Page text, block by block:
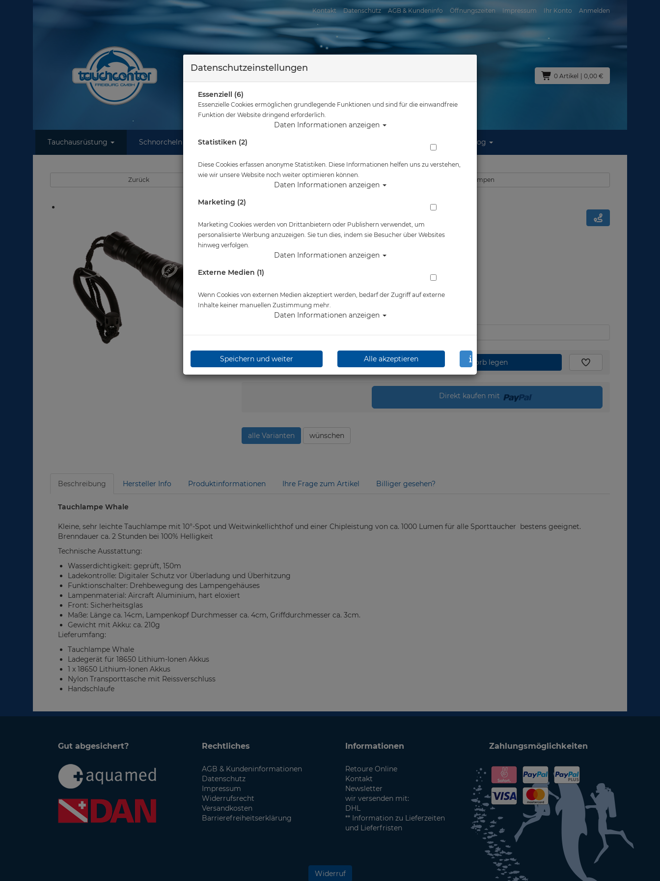
Kontakt Datenschutz AGB & Kundeninfo Öffnungszeiten Impressum Ihr Konto Anmelden
0 Artikel | 0,00 €
Tauchausrüstung Schnorcheln Wassersport Reisen Blog
Sie sind hier Tauchausrüstung Oceama Whale - 1000 Lumen - Tauchlampe
Zurück Alle Artikel zeigen aus: 11209010 - Tauchlampen
Oceama Whale - 1000 Lumen - Tauchlampe
Artikelnr.: tsv-whale
Herstellerpreis: 129,00 €
Lieferbar in 4-5 Werktage
in den Warenkorb legen
Direkt kaufen mit
alle Varianten wünschen
Beschreibung Hersteller Info Produktinformationen Ihre Frage zum Artikel Billiger gesehen?
Tauchlampe Whale
Kleine, sehr leichte Tauchlampe mit 10°-Spot und Weitwinkellichthof und einer Chipleistung von ca. 1000 Lumen für alle Sporttaucher bestens geeignet.
Brenndauer ca. 2 Stunden bei 100% Helligkeit
Technische Ausstattung:
Wasserdichtigkeit: geprüft, 150m
Ladekontrolle: Digitaler Schutz vor Überladung und Überhitzung
Funktionschalter: Drehbewegung des Lampengehäuses
Lampenmaterial: Aircraft Aluminium, hart eloxiert
Front: Sicherheitsglas
Maße: Länge ca. 14cm, Lampenkopf Durchmesser ca. 4cm, Griffdurchmesser ca. 3cm.
Gewicht mit Akku: ca. 210g
Lieferumfang:
Tauchlampe Whale
Ladegerät für 18650 Lithium-Ionen Akkus
1 x 18650 Lithium-Ionen Akkus
Nylon Transporttasche mit Reissverschluss
Handschlaufe
Gut abgesichert? Rechtliches
AGB & Kundeninformationen
Datenschutz
Impressum
Widerrufsrecht
Versandkosten
Barrierefreiheitserklärung
Informationen
Retoure Online
Kontakt
Newsletter
wir versenden mit:
DHL
** Information zu Lieferzeiten
und Lieferfristen
Zahlungsmöglichkeiten
Widerruf
Datenschutzeinstellungen
Essenziell (6)
Essenzielle Cookies ermöglichen grundlegende Funktionen und sind für die einwandfreie
Funktion der Website dringend erforderlich.
Daten Informationen anzeigen
Statistiken (2)
Diese Cookies erfassen anonyme Statistiken. Diese Informationen helfen uns zu verstehen,
wie wir unsere Website noch weiter optimieren können.
Daten Informationen anzeigen
Marketing (2)
Marketing Cookies werden von Drittanbietern oder Publishern verwendet, um
personalisierte Werbung anzuzeigen. Sie tun dies, indem sie Besucher über Websites
hinweg verfolgen.
Daten Informationen anzeigen
Externe Medien (1)
Wenn Cookies von externen Medien akzeptiert werden, bedarf der Zugriff auf externe
Inhalte keiner manuellen Zustimmung mehr.
Daten Informationen anzeigen
Speichern und weiter Alle akzeptieren